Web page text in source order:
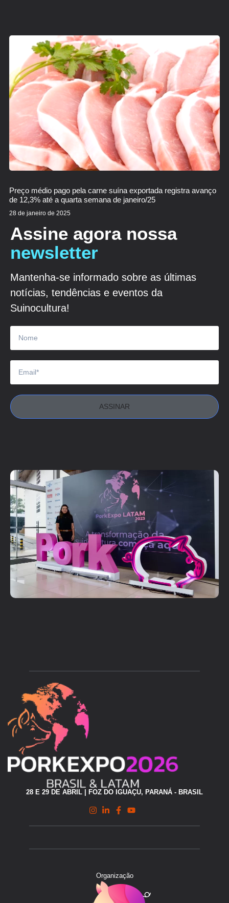
Preço médio pago pela carne suína exportada registra avanço
de 12,3% até a quarta semana de janeiro/25
28 de janeiro de 2025
Assine agora nossa
newsletter
Mantenha-se informado sobre as últimas
notícias, tendências e eventos da
Suinocultura!
ASSINAR
28 E 29 DE ABRIL | FOZ DO IGUAÇU, PARANÁ - BRASIL
Organização